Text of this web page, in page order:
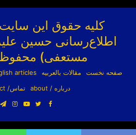
کلیه حقوق این سایت
اطلاع‌رسانی حسین
مستعفی)
صفحه نخست مقالات بالعربیه articles
درباره / about
تماس/ contact
فیسبوکتوییتریوتیوب